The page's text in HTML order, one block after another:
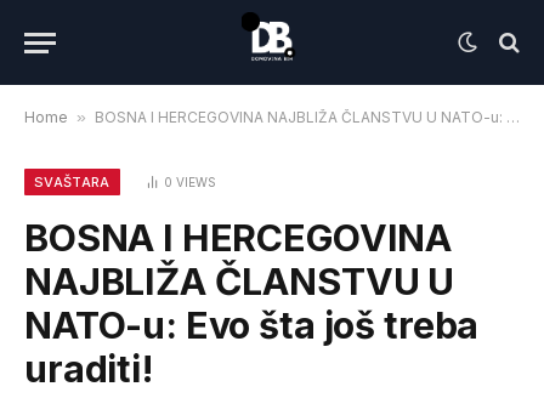
Home » BOSNA I HERCEGOVINA NAJBLIŽA ČLANSTVU U NATO-u: Evo šta još treba uraditi!
SVAŠTARA 0 VIEWS
BOSNA I HERCEGOVINA
NAJBLIŽA ČLANSTVU U
NATO-u: Evo šta još treba
uraditi!